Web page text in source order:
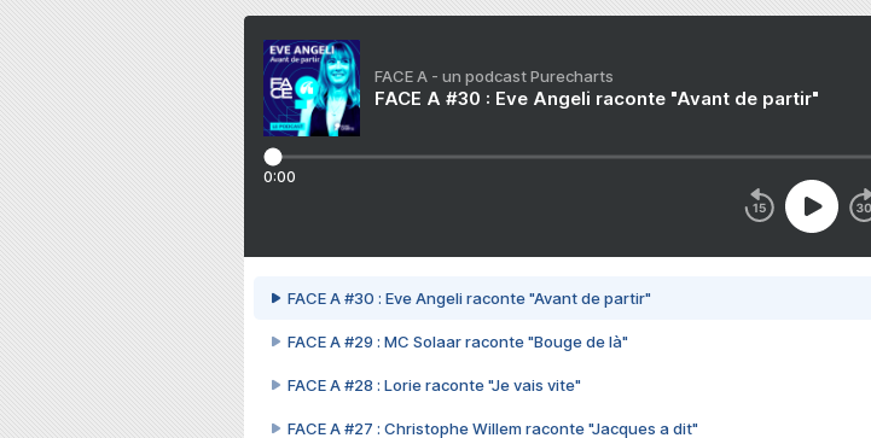
FACE A - un podcast Purecharts
FACE A #30 : Eve Angeli raconte "Avant de partir"
0:00
FACE A #30 : Eve Angeli raconte "Avant de partir"
FACE A #29 : MC Solaar raconte "Bouge de là"
FACE A #28 : Lorie raconte "Je vais vite"
FACE A #27 : Christophe Willem raconte "Jacques a dit"